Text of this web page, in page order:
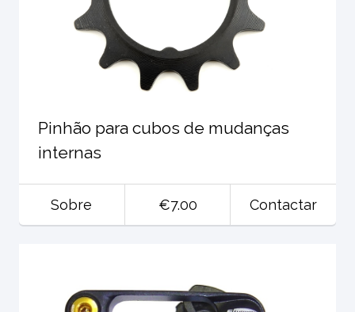
Pinhão para cubos de mudanças
internas
Sobre €7.00 Contactar